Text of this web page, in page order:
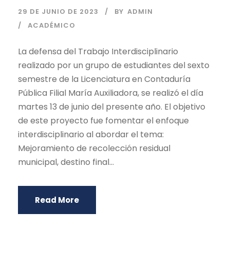
29 DE JUNIO DE 2023 BY ADMIN
ACADÉMICO
La defensa del Trabajo Interdisciplinario
realizado por un grupo de estudiantes del sexto
semestre de la Licenciatura en Contaduría
Pública Filial María Auxiliadora, se realizó el día
martes 13 de junio del presente año. El objetivo
de este proyecto fue fomentar el enfoque
interdisciplinario al abordar el tema:
Mejoramiento de recolección residual
municipal, destino final...
Read More